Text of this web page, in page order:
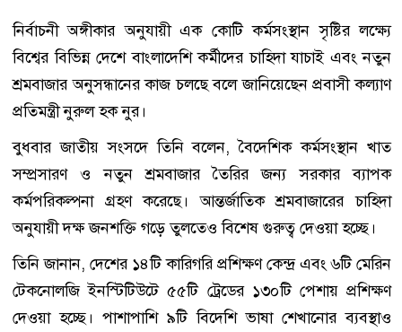
নির্বাচনী অঙ্গীকার অনুযায়ী এক কোটি কর্মসংস্থান সৃষ্টির লক্ষ্যে
বিশ্বের বিভিন্ন দেশে বাংলাদেশি কর্মীদের চাহিদা যাচাই এবং নতুন
শ্রমবাজার অনুসন্ধানের কাজ চলছে বলে জানিয়েছেন প্রবাসী কল্যাণ
প্রতিমন্ত্রী নুরুল হক নুর।
বুধবার জাতীয় সংসদে তিনি বলেন, বৈদেশিক কর্মসংস্থান খাত
সম্প্রসারণ ও নতুন শ্রমবাজার তৈরির জন্য সরকার ব্যাপক
কর্মপরিকল্পনা গ্রহণ করেছে। আন্তর্জাতিক শ্রমবাজারের চাহিদা
অনুযায়ী দক্ষ জনশক্তি গড়ে তুলতেও বিশেষ গুরুত্ব দেওয়া হচ্ছে।
তিনি জানান, দেশের ১৪টি কারিগরি প্রশিক্ষণ কেন্দ্র এবং ৬টি মেরিন
টেকনোলজি ইনস্টিটিউটে ৫৫টি ট্রেডের ১৩০টি পেশায় প্রশিক্ষণ
দেওয়া হচ্ছে। পাশাপাশি ৯টি বিদেশি ভাষা শেখানোর ব্যবস্থাও